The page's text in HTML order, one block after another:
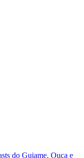
do Guiame. Ouça e